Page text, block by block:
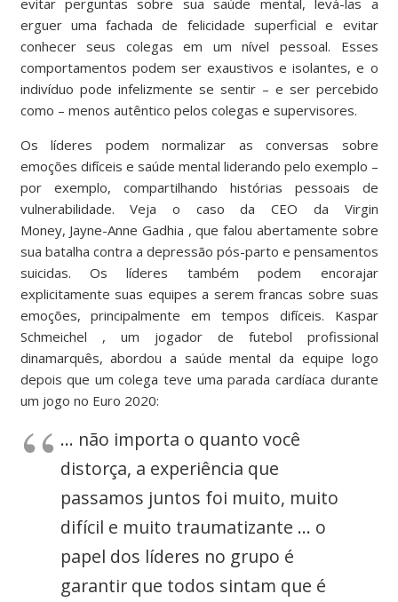
evitar perguntas sobre sua saúde mental, levá-las a
erguer umafachada de felicidade superficial e evitar
conhecer seus colegas em um nível pessoal. Esses
comportamentos podem ser exaustivos e isolantes, e o
indivíduo pode infelizmente se sentir – e ser percebido
como – menos autêntico pelos colegas e supervisores.
Os líderes podem normalizar as conversas sobre
emoções difíceis e saúde mental liderando pelo exemplo –
por exemplo, compartilhando histórias pessoais de
vulnerabilidade. Veja o caso da CEO da Virgin
Money, Jayne-Anne Gadhia , que falou abertamente sobre
sua batalha contra a depressão pós-parto e pensamentos
suicidas. Os líderes também podem encorajar
explicitamente suas equipes a serem francas sobre suas
emoções, principalmente em tempos difíceis. Kaspar
Schmeichel , um jogador de futebol profissional
dinamarquês, abordou a saúde mental da equipe logo
depois que um colega teve uma parada cardíaca durante
um jogo no Euro 2020:
… não importa o quanto você
distorça, a experiência que
passamos juntos foi muito, muito
difícil e muito traumatizante … o
papel dos líderes no grupo é
garantir que todos sintam que é